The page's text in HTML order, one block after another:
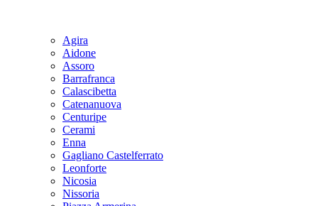
Agira
Aidone
Assoro
Barrafranca
Calascibetta
Catenanuova
Centuripe
Cerami
Enna
Gagliano Castelferrato
Leonforte
Nicosia
Nissoria